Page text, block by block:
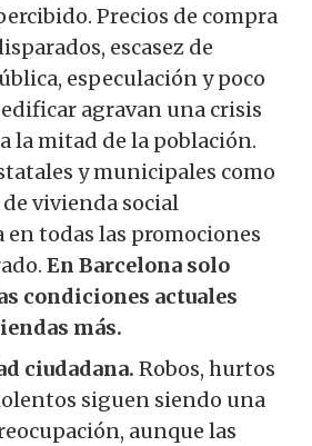
Precios de compra
escasez de
especulación y poco
agravan una crisis
la mitad de la población.
y municipales como
vivienda social
todas las promociones
En Barcelona solo
condiciones actuales
más.
ciudadana. Robos, hurtos
siguen siendo una
aunque las